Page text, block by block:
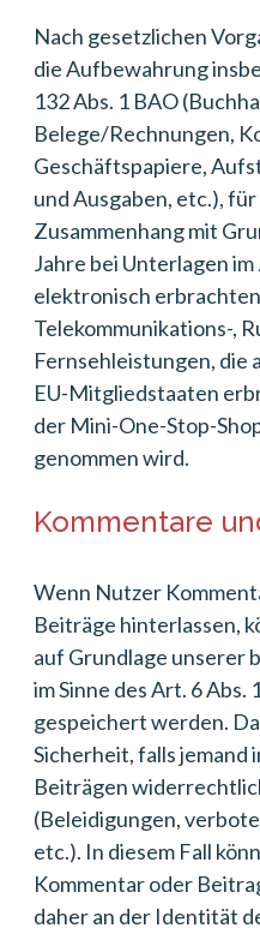
Nach gesetzlichen
die Aufbewahrung
132 Abs. 1 BAO
Belege/Rechnungen,
Geschäftspapiere,
und Ausgaben, etc.), für
Zusammenhang mit
Jahre bei Unterlagen
elektronisch
Telekommunikations-,
Fernsehleistungen, die
EU-Mitgliedstaaten
der Mini-One-Stop-
genommen wird.
Kommentare
Wenn Nutzer
Beiträge hinterlassen,
auf Grundlage unserer
im Sinne des Art. 6 Abs.
gespeichert werden.
Sicherheit, falls jemand
Beiträgen
(Beleidigungen,
etc.). In diesem Fall
Kommentar oder
daher an der Identität